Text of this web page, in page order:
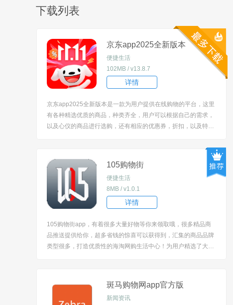
下载列表
京东app2025全新版本
便捷生活
102MB / v13.8.7
详情
京东app2025全新版本是一款为用户提供在线购物的平台，这里
有各种精选优质的商品，种类齐全，用户可以根据自己的需求，
以及心仪的商品进行选购，还有相应的优惠券，折扣，以及特惠
每天都会有大量的品牌特惠商品进行出售，用户可以设置时间提
醒，不错过每一件低价优质的商品，还有大量的网购达人在线进
行分享推荐，...
105购物街
便捷生活
8MB / v1.0.1
详情
105购物街app，有着很多大量好物等你来领取哦，很多精品商
品推送提供给你，超多省钱的惊喜可以获得到，汇集的商品品牌
类型很多，打造优质性的海淘网购生活中心！为用户精选了大量
斑马购物网app官方版
新闻资讯